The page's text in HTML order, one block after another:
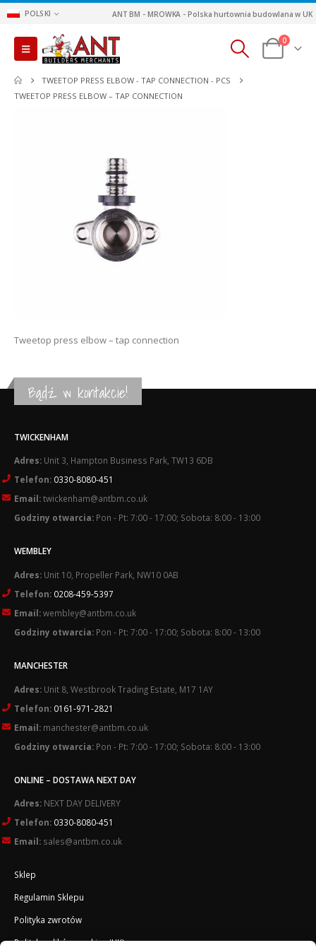
POLSKI ANT BM - MROWKA - Polska hurtownia budowlana w UK
0
TWEETOP PRESS ELBOW - TAP CONNECTION - PCS
TWEETOP PRESS ELBOW – TAP CONNECTION
Tweetop press elbow – tap connection
Bądź w kontakcie!
TWICKENHAM
Adres: Unit 3, Hampton Business Park, TW13 6DB
Telefon: 0330-8080-451
Email:twickenham@antbm.co.uk
Godziny otwarcia: Pon - Pt: 7:00 - 17:00; Sobota: 8:00 - 13:00
WEMBLEY
Adres: Unit 10, Propeller Park, NW10 0AB
Telefon: 0208-459-5397
Email:wembley@antbm.co.uk
Godziny otwarcia: Pon - Pt: 7:00 - 17:00; Sobota: 8:00 - 13:00
MANCHESTER
Adres: Unit 8, Westbrook Trading Estate, M17 1AY
Telefon: 0161-971-2821
Email: manchester@antbm.co.uk
Godziny otwarcia: Pon - Pt: 7:00 - 17:00; Sobota: 8:00 - 13:00
ONLINE – DOSTAWA NEXT DAY
Adres: NEXT DAY DELIVERY
Telefon: 0330-8080-451
Email: sales@antbm.co.uk
Sklep
Regulamin Sklepu
Polityka zwrotów
Polityka plików cookies (UK)